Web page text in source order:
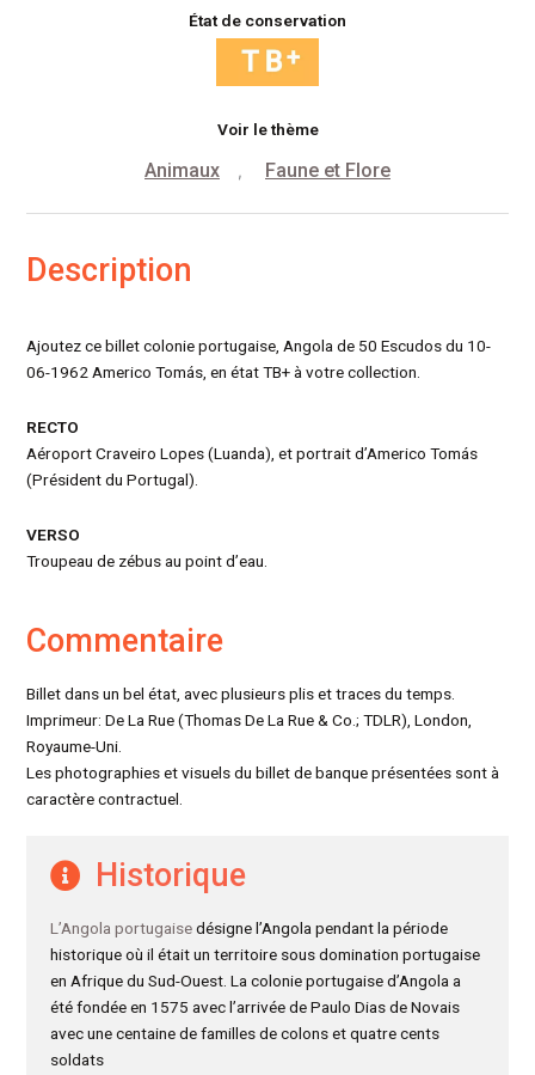
État de conservation
Voir le thème
Animaux , Faune et Flore
Description
Ajoutez ce billet colonie portugaise, Angola de 50 Escudos du 10-
06-1962 Americo Tomás, en état TB+ à votre collection.
RECTO
Aéroport Craveiro Lopes (Luanda), et portrait d’Americo Tomás
(Président du Portugal).
VERSO
Troupeau de zébus au point d’eau.
Commentaire
Billet dans un bel état, avec plusieurs plis et traces du temps.
Imprimeur: De La Rue (Thomas De La Rue & Co.; TDLR), London,
Royaume-Uni.
Les photographies et visuels du billet de banque présentées sont à
caractère contractuel.
Historique
L’Angola portugaisedésigne l’Angola pendant la période
historique où il était un territoire sous domination portugaise
en Afrique du Sud-Ouest. La colonie portugaise d’Angola a
été fondée en 1575 avec l’arrivée de Paulo Dias de Novais
avec une centaine de familles de colons et quatre cents
soldats